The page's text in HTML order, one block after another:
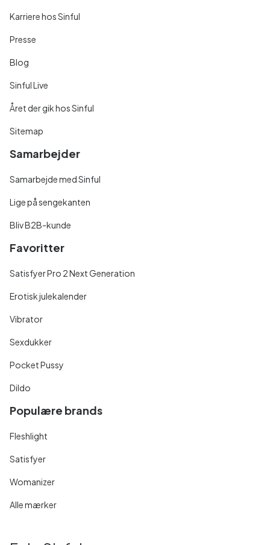
Karriere hos Sinful
Presse
Blog
Sinful Live
Året der gik hos Sinful
Sitemap
Samarbejder
Samarbejde med Sinful
Lige på sengekanten
Bliv B2B-kunde
Favoritter
Satisfyer Pro 2 Next Generation
Erotisk julekalender
Vibrator
Sexdukker
Pocket Pussy
Dildo
Populære brands
Fleshlight
Satisfyer
Womanizer
Alle mærker